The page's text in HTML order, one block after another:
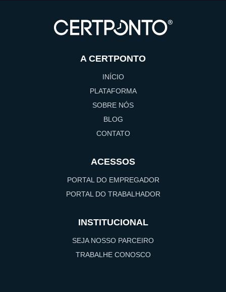
A CERTPONTO
INÍCIO
PLATAFORMA
SOBRE NÓS
BLOG
CONTATO
ACESSOS
PORTAL DO EMPREGADOR
PORTAL DO TRABALHADOR
INSTITUCIONAL
SEJA NOSSO PARCEIRO
TRABALHE CONOSCO